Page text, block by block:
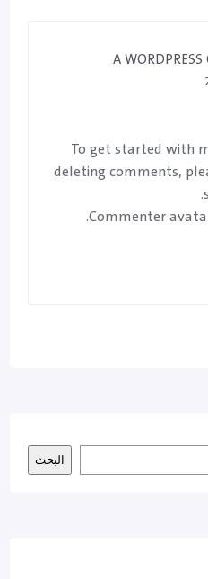
A
To get started with
deleting comments,
Commenter
.
البحث